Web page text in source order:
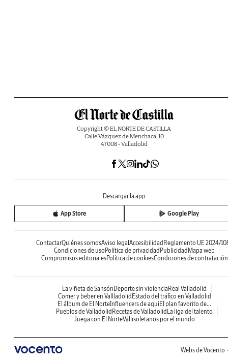
Copyright © EL NORTE DE CASTILLA
Calle Vázquez de Menchaca, 10
47008 - Valladolid
Descargar la app
App Store Google Play
ContactarQuiénes somosAviso legalAccesibilidadReglamento UE 2024/
Condiciones de usoPolítica de privacidadPublicidadMapa web
Compromisos editorialesPolítica de cookiesCondiciones de contratación
La viñeta de SansónDeporte sin violenciaReal Valladolid
Comer y beber en VallladolidEstado del tráfico en Valladolid
El álbum de El NorteInfluencers de aquíEl plan favorito de...
Pueblos de ValladolidRecetas de ValladolidLa liga del talento
Juega con El NorteVallisoletanos por el mundo
Webs de Vocento